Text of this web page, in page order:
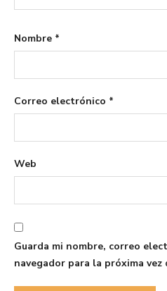
Nombre *
Correo electrónico *
Web
Guarda mi nombre, correo
navegador para la próxima vez